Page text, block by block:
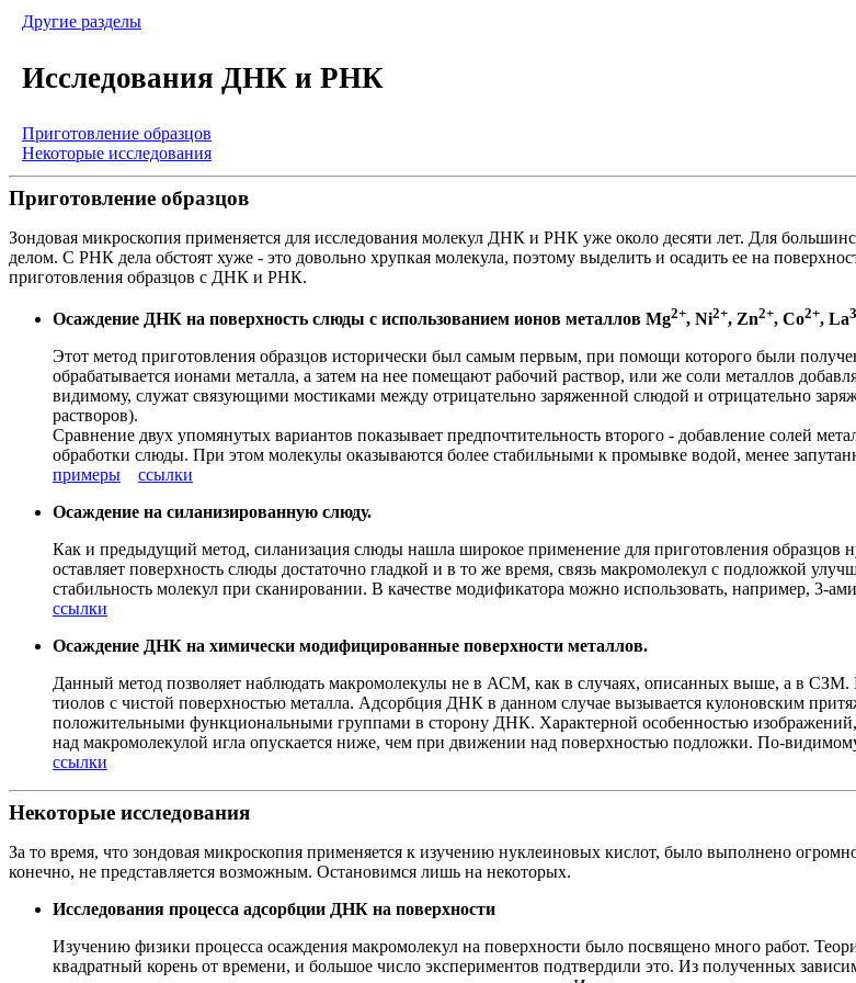
Другие разделы
Исследования ДНК и РНК
Приготовление образцов
Некоторые исследования
Приготовление образцов
Зондовая микроскопия применяется для исследования молекул ДНК и РНК уже около десяти лет. Для
делом. С РНК дела обстоят хуже - это довольно хрупкая молекула, поэтому выделить и осадить ее на
приготовления образцов с ДНК и РНК.
Осаждение ДНК на поверхность слюды с использованием ионов металлов Mg2+, Ni2+, Zn2+, Co2+, La
Этот метод приготовления образцов исторически был самым первым, при помощи которого были
обрабатывается ионами металла, а затем на нее помещают рабочий раствор, или же соли металлов
видимому, служат связующими мостиками между отрицательно заряженной слюдой и отрицательно
растворов).
Сравнение двух упомянутых вариантов показывает предпочтительность второго - добавление солей
обработки слюды. При этом молекулы оказываются более стабильными к промывке водой, менее
примеры
ссылки
Осаждение на силанизированную слюду.
Как и предыдущий метод, силанизация слюды нашла широкое применение для приготовления
оставляет поверхность слюды достаточно гладкой и в то же время, связь макромолекул с подложкой
стабильность молекул при сканировании. В качестве модификатора можно использовать, например, 3-
ссылки
Осаждение ДНК на химически модифицированные поверхности металлов.
Данный метод позволяет наблюдать макромолекулы не в АСМ, как в случаях, описанных выше, а в
тиолов с чистой поверхностью металла. Адсорбция ДНК в данном случае вызывается кулоновским
положительными функциональными группами в сторону ДНК. Характерной особенностью
над макромолекулой игла опускается ниже, чем при движении над поверхностью подложки. По-
ссылки
Некоторые исследования
За то время, что зондовая микроскопия применяется к изучению нуклеиновых кислот, было выполнено
конечно, не представляется возможным. Остановимся лишь на некоторых.
Исследования процесса адсорбции ДНК на поверхности
Изучению физики процесса осаждения макромолекул на поверхности было посвящено много работ.
квадратный корень от времени, и большое число экспериментов подтвердили это. Из полученных